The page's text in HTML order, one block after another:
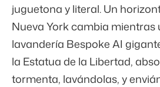
juguetona y literal. Un
Nueva York cambia mientras
lavandería Bespoke AI
la Estatua de la Libertad,
tormenta, lavándolas, y